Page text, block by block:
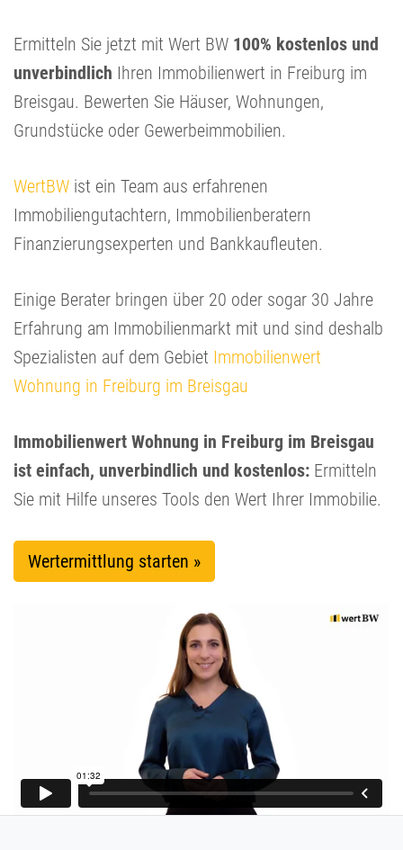
Ermitteln Sie jetzt mit Wert BW 100% kostenlos und
unverbindlich Ihren Immobilienwert in Freiburg im
Breisgau. Bewerten Sie Häuser, Wohnungen,
Grundstücke oder Gewerbeimmobilien.
WertBW ist ein Team aus erfahrenen
Immobiliengutachtern, Immobilienberatern
Finanzierungsexperten und Bankkaufleuten.
Einige Berater bringen über 20 oder sogar 30 Jahre
Erfahrung am Immobilienmarkt mit und sind deshalb
Spezialisten auf dem Gebiet Immobilienwert
Wohnung in Freiburg im Breisgau
Immobilienwert Wohnung in Freiburg im Breisgau
ist einfach, unverbindlich und kostenlos: Ermitteln
Sie mit Hilfe unseres Tools den Wert Ihrer Immobilie.
Wertermittlung starten »